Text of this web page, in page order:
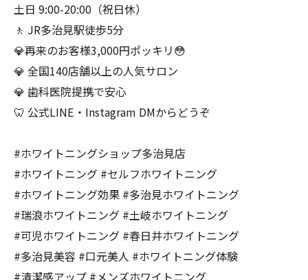
土日 9:00-20:00（祝日休）
🚶 JR多治見駅徒歩5分
💎再来のお客様3,000円ポッキリ😳
💎 全国140店舗以上の人気サロン
💎 歯科医院提携で安心
🦷 公式LINE・Instagram DMからどうぞ
#ホワイトニングショップ多治見店
#ホワイトニング #セルフホワイトニング
#ホワイトニング効果 #多治見ホワイトニング
#瑞浪ホワイトニング #土岐ホワイトニング
#可児ホワイトニング #春日井ホワイトニング
#多治見美容 #口元美人 #ホワイトニング体験
#清潔感アップ #メンズホワイトニング